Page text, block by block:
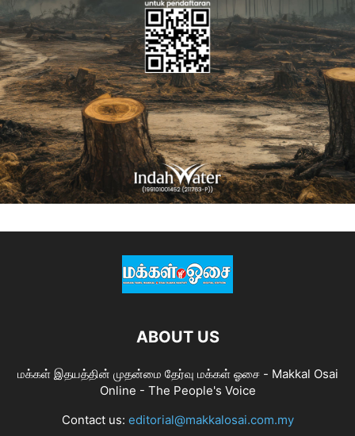
ABOUT US
மக்கள் இதயத்தின் முதன்மை தேர்வு மக்கள் ஓசை - Makkal Osai
Online - The People's Voice
Contact us: editorial@makkalosai.com.my